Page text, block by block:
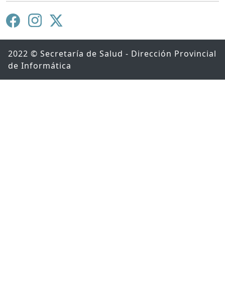
2022 © Secretaría de Salud - Dirección Provincial
de Informática